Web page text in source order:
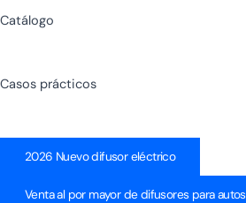
Catálogo
Casos prácticos
2026 Nuevo difusor eléctrico
Venta al por mayor de difusores para autos